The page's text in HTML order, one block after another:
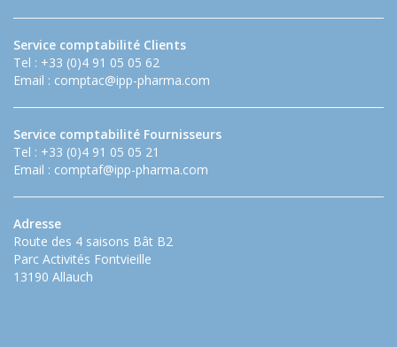
Service comptabilité Clients
Tel : +33 (0)4 91 05 05 62
Email : comptac@ipp-pharma.com
Service comptabilité Fournisseurs
Tel : +33 (0)4 91 05 05 21
Email : comptaf@ipp-pharma.com
Adresse
Route des 4 saisons Bât B2
Parc Activités Fontvieille
13190 Allauch